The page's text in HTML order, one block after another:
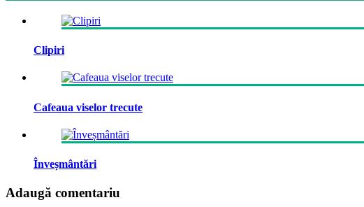
Clipiri
Cafeaua viselor trecute
Înveșmântări
Adaugă comentariu